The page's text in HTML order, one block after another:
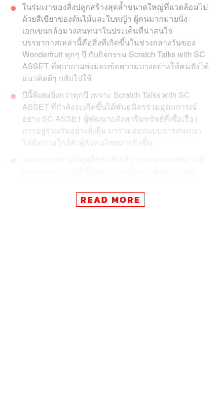
ในร่มเงาของสิ่งปลูกสร้างสุดล้ำขนาดใหญ่ที่แวดล้อมไป
ด้วยสีเขียวของต้นไม้และใบหญ้า ผู้คนมากมายนั่ง
เอกเขนกล้อมวงสนทนาในประเด็นที่น่าสนใจ
บรรยากาศเหล่านี้คือสิ่งที่เกิดขึ้นในช่วงกลางวันของ
Wonderfruit ทุกๆ ปี กับกิจกรรม Scratch Talks with SC
ASSET ที่พยายามส่งมอบข้อความบางอย่างให้คนฟังได้
แนวคิดดีๆ กลับไปใช้
ปีนี้พิเศษยิ่งกว่าทุกปี เพราะ Scratch Talks with SC
ASSET ที่กำลังจะเกิดขึ้นได้พันธมิตรร่วมอุดมการณ์
อย่าง SC ASSET ผู้พัฒนาอสังหาริมทรัพย์ที่เชื่อเรื่อง
การอยู่ร่วมกันอย่างยั่งยืน มาร่วมออกแบบการสนทนา
ให้มีความใกล้ตัวผู้ฟังคนไทยมากยิ่งขึ้น
READ MORE